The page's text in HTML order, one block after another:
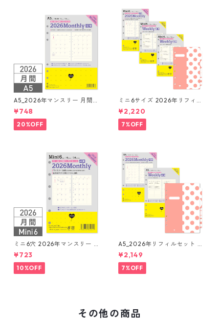
A5_2026年マンスリー 月間ブ
ロック + LOVEドット罫 シス
テム手帳リフィル
¥748
20%OFF
ミニ6サイズ 2026年リフィル
セット システム手帳 ★送料無
料★
¥2,220
7%OFF
ミニ6穴 2026年マンスリー 月
間ブロック+LOVEドット罫 シ
ステム手帳リフィル
¥723
10%OFF
A5_2026年リフィルセット シ
ステム手帳 ★送料無料★
¥2,149
7%OFF
その他の商品